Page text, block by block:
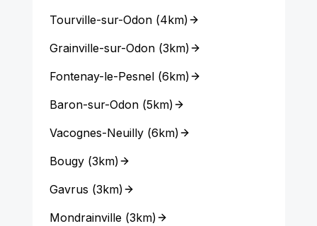
Tourville-sur-Odon(4km)
Grainville-sur-Odon(3km)
Fontenay-le-Pesnel(6km)
Baron-sur-Odon(5km)
Vacognes-Neuilly(6km)
Bougy(3km)
Gavrus (3km)
Mondrainville(3km)